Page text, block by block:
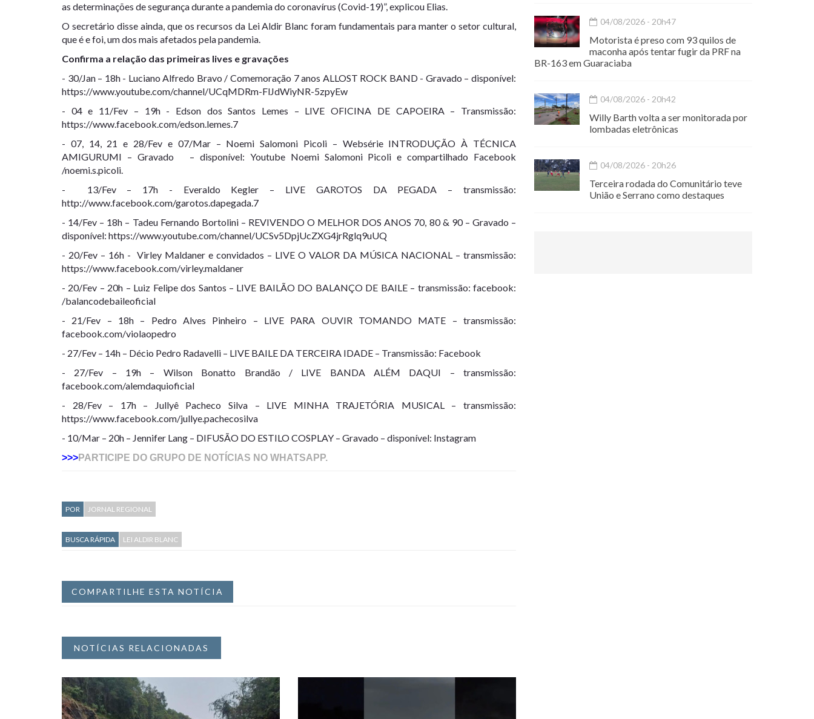
as determinações de segurança durante a pandemia do coronavírus (Covid-19)”, explicou Elias.
O secretário disse ainda, que os recursos da Lei Aldir Blanc foram fundamentais para manter o setor cultural,
que é e foi, um dos mais afetados pela pandemia.
Confirma a relação das primeiras lives e gravações
- 30/Jan – 18h - Luciano Alfredo Bravo / Comemoração 7 anos ALLOST ROCK BAND - Gravado – disponível:
https://www.youtube.com/channel/UCqMDRm-FlJdWiyNR-5zpyEw
- 04 e 11/Fev – 19h - Edson dos Santos Lemes – LIVE OFICINA DE CAPOEIRA – Transmissão:
https://www.facebook.com/edson.lemes.7
- 07, 14, 21 e 28/Fev e 07/Mar – Noemi Salomoni Picoli – Websérie INTRODUÇÃO À TÉCNICA
AMIGURUMI – Gravado – disponível: Youtube Noemi Salomoni Picoli e compartilhado Facebook
/noemi.s.picoli.
- 13/Fev – 17h - Everaldo Kegler – LIVE GAROTOS DA PEGADA – transmissão:
http://www.facebook.com/garotos.dapegada.7
- 14/Fev – 18h – Tadeu Fernando Bortolini – REVIVENDO O MELHOR DOS ANOS 70, 80 & 90 – Gravado –
disponível: https://www.youtube.com/channel/UCSv5DpjUcZXG4jrRglq9uUQ
- 20/Fev – 16h - Virley Maldaner e convidados – LIVE O VALOR DA MÚSICA NACIONAL – transmissão:
https://www.facebook.com/virley.maldaner
- 20/Fev – 20h – Luiz Felipe dos Santos – LIVE BAILÃO DO BALANÇO DE BAILE – transmissão: facebook:
/balancodebaileoficial
- 21/Fev – 18h – Pedro Alves Pinheiro – LIVE PARA OUVIR TOMANDO MATE – transmissão:
facebook.com/violaopedro
- 27/Fev – 14h – Décio Pedro Radavelli – LIVE BAILE DA TERCEIRA IDADE – Transmissão: Facebook
- 27/Fev – 19h – Wilson Bonatto Brandão / LIVE BANDA ALÉM DAQUI – transmissão:
facebook.com/alemdaquioficial
- 28/Fev – 17h – Jullyê Pacheco Silva – LIVE MINHA TRAJETÓRIA MUSICAL – transmissão:
https://www.facebook.com/jullye.pachecosilva
- 10/Mar – 20h – Jennifer Lang – DIFUSÃO DO ESTILO COSPLAY – Gravado – disponível: Instagram
>>>PARTICIPE DO GRUPO DE NOTÍCIAS NO WHATSAPP.
POR JORNAL REGIONAL
BUSCA RÁPIDA LEI ALDIR BLANC
COMPARTILHE ESTA NOTÍCIA
NOTÍCIAS RELACIONADAS
04/08/2026 - 20h47
Motorista é preso com 93 quilos de
maconha após tentar fugir da PRF na
BR-163 em Guaraciaba
04/08/2026 - 20h42
Willy Barth volta a ser monitorada por
lombadas eletrônicas
04/08/2026 - 20h26
Terceira rodada do Comunitário teve
União e Serrano como destaques